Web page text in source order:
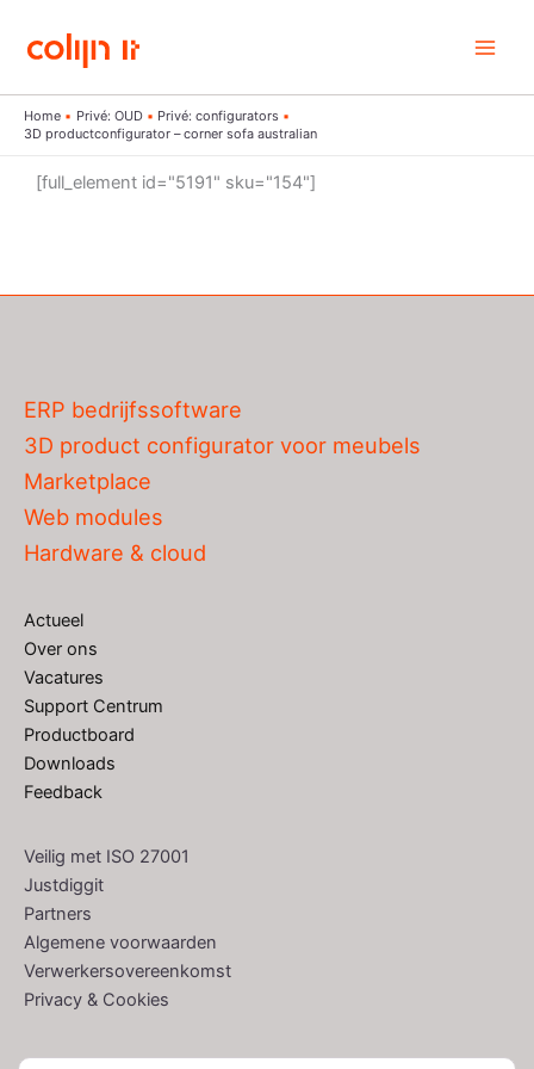
naar
inhoud
Home Privé: OUD
Privé: configurators
3D productconfigurator – corner sofa australian
[full_element id="5191" sku="154"]
ERP bedrijfssoftware
3D product configurator voor meubels
Marketplace
Web modules
Hardware & cloud
Actueel
Over ons
Vacatures
Support Centrum
Productboard
Downloads
Feedback
Veilig met ISO 27001
Justdiggit
Partners
Algemene voorwaarden
Verwerkersovereenkomst
Privacy & Cookies